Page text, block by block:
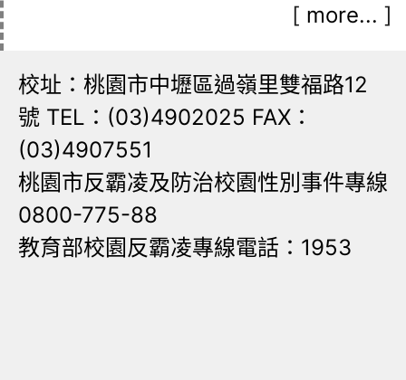
[ more... ]
校址：桃園市中壢區過嶺里雙福路12
號 TEL：(03)4902025 FAX：
(03)4907551
桃園市反霸凌及防治校園性別事件專線
0800-775-88
教育部校園反霸凌專線電話：1953